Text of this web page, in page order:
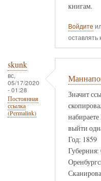
книгам.
Войдите
оставлять
skunk
вс,
05/17/2020
- 01:28
Постоянная
ссылка
(Permalink)
Значит
выйти
Год: 1859
Губерния: